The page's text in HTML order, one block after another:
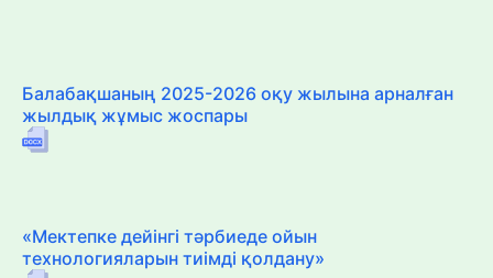
Балабақшаның 2025-2026 оқу жылына арналған
жылдық жұмыс жоспары
«Мектепке дейінгі тәрбиеде ойын
технологияларын тиімді қолдану»